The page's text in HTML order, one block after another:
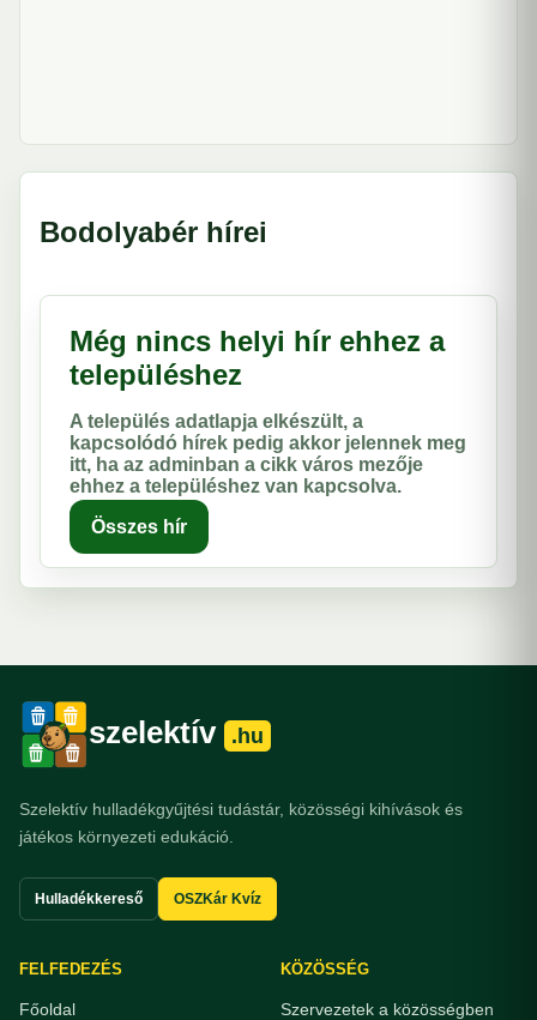
Bodolyabér hírei
Még nincs helyi hír ehhez a
településhez
A település adatlapja elkészült, a
kapcsolódó hírek pedig akkor jelennek meg
itt, ha az adminban a cikk város mezője
ehhez a településhez van kapcsolva.
Összes hír
szelektív .hu
Szelektív hulladékgyűjtési tudástár, közösségi kihívások és
játékos környezeti edukáció.
Hulladékkereső OSZKár Kvíz
FELFEDEZÉS
Főoldal
KÖZÖSSÉG
Szervezetek a közösségben